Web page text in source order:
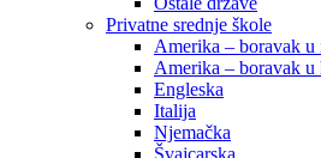
Privatne srednje škole
Amerika – boravak u
Amerika – boravak u
Engleska
Italija
Njemačka
Švajcarska